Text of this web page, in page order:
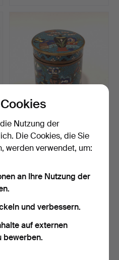
Antiker zylindrischer
orientalischer Behäl…
Beendet 5. Aug 2026
Nutzung der
Die Cookies, die Sie
werden verwendet, um:
an Ihre Nutzung der
und verbessern.
auf externen
bewerben.